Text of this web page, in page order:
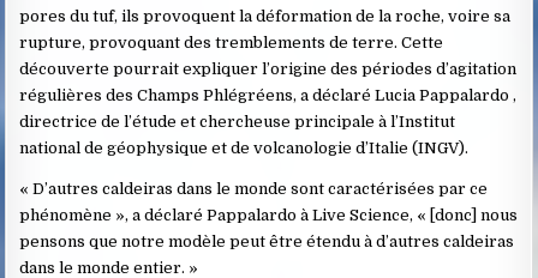
pores du tuf, ils provoquent la déformation de la roche, voire sa
rupture, provoquant des tremblements de terre. Cette
découverte pourrait expliquer l’origine des périodes d’agitation
régulières des Champs Phlégréens, a déclaré Lucia Pappalardo ,
directrice de l’étude et chercheuse principale à l’Institut
national de géophysique et de volcanologie d’Italie (INGV).
« D’autres caldeiras dans le monde sont caractérisées par ce
phénomène », a déclaré Pappalardo à Live Science, « [donc] nous
pensons que notre modèle peut être étendu à d’autres caldeiras
dans le monde entier. »